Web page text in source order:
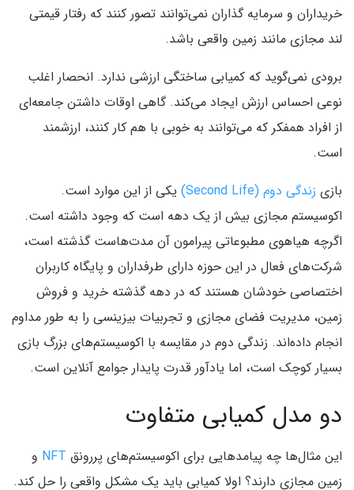
خریداران و سرمایه گذاران نمی‌توانند تصور کنند که رفتار قیمتی
لند مجازی مانند زمین واقعی باشد.
برودی نمی‌گوید که کمیابی ساختگی ارزشی ندارد. انحصار اغلب
نوعی احساس ارزش ایجاد می‌کند. گاهی اوقات داشتن جامعه‌ای
از افراد همفکر که می‌توانند به خوبی با هم کار کنند، ارزشمند
است.
بازی زندگی دوم (Second Life)
یکی از این موارد است.
اکوسیستم مجازی بیش از یک دهه است که وجود داشته است.
اگرچه هیاهوی مطبوعاتی پیرامون آن مدت‌هاست گذشته است،
شرکت‌های فعال در این حوزه دارای طرفداران و پایگاه کاربران
اختصاصی خودشان هستند که در دهه گذشته خرید و فروش
زمین، مدیریت فضای مجازی و تجربیات بیزینسی را به طور مداوم
انجام داده‌اند. زندگی دوم در مقایسه با اکوسیستم‌های بزرگ بازی‌
بسیار کوچک است، اما یادآور قدرت پایدار جوامع آنلاین است.
دو مدل کمیابی متفاوت
این مثال‌ها چه پیامدهایی برای اکوسیستم‌های پررونق NFT و
زمین مجازی دارند؟ اولا کمیابی باید یک مشکل واقعی را حل کند.